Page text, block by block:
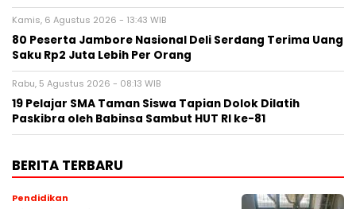
Kamis, 6 Agustus 2026 - 13:43 WIB
80 Peserta Jambore Nasional Deli Serdang Terima Uang
Saku Rp2 Juta Lebih Per Orang
Rabu, 5 Agustus 2026 - 08:13 WIB
19 Pelajar SMA Taman Siswa Tapian Dolok Dilatih
Paskibra oleh Babinsa Sambut HUT RI ke-81
BERITA TERBARU
Pendidikan